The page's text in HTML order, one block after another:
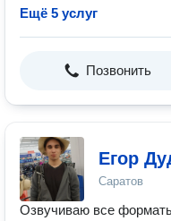
Ещё 5 услуг
Позвонить
Егор
Саратов
Озвучиваю все